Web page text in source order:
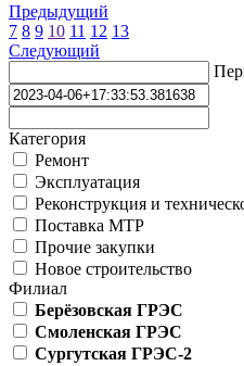
Предыдущий
7 8 9 10 11 12 13
Следующий
Категория
Ремонт
Эксплуатация
Реконструкция и
Поставка МТР
Прочие закупки
Новое строительство
Филиал
Берёзовская ГРЭС
Смоленская ГРЭС
Сургутская ГРЭС-2